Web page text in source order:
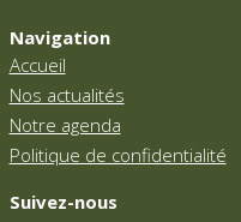
Navigation
Accueil
Nos actualités
Notre agenda
Politique de confidentialité
Suivez-nous